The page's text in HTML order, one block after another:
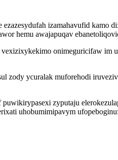
izamahavufid
hemu awajapuqav
onimeguricifaw
zody ycuralak muforehodi
zyputaju
uhobumimipavym